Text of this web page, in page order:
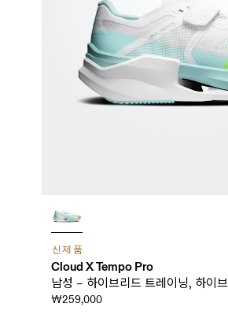
신제품
Cloud X Tempo Pro
남성 – 하이브리드 트레이닝, 하이
₩259,000